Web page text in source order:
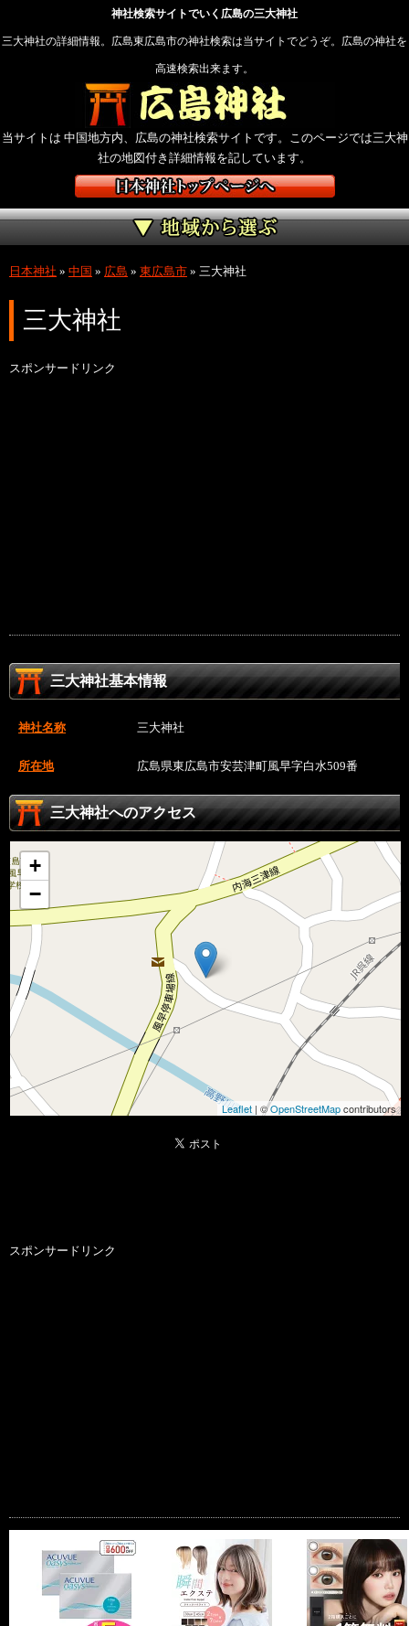
神社検索サイトでいく広島の三大神社
三大神社の詳細情報。広島東広島市の神社検索は当サイトでどうぞ。広島の神社を
高速検索出来ます。
当サイトは 中国地方内、広島の神社検索サイトです。このページでは三大神
社の地図付き詳細情報を記しています。
日本神社 » 中国 » 広島 » 東広島市 » 三大神社
三大神社
スポンサードリンク
三大神社基本情報
神社名称 三大神社
所在地 広島県東広島市安芸津町風早字白水509番
三大神社へのアクセス
+
−
Leaflet | ©OpenStreetMapcontributors
スポンサードリンク